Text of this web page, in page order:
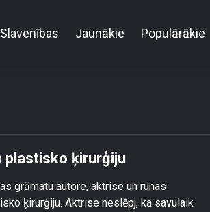
Slavenības Jaunākie Populārākie
plastisko ķirurģiju
grāmatu autore, aktrise un runas
ķirurģiju. Aktrise neslēpj, ka savulaik